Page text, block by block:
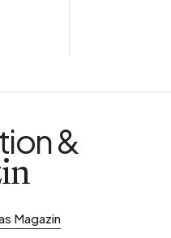
&
Magazin